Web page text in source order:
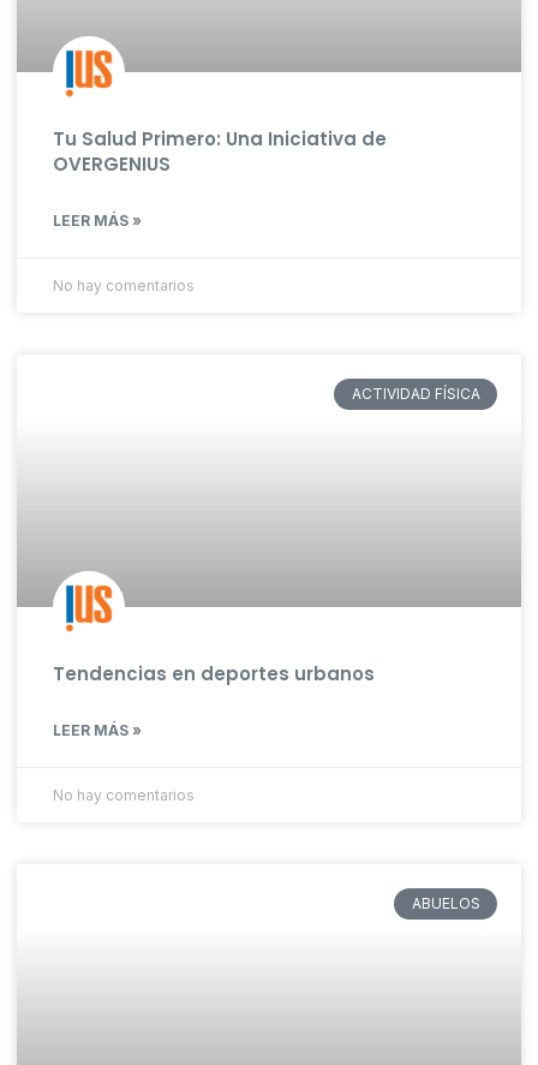
Tu Salud Primero: Una Iniciativa de
OVERGENIUS
LEER MÁS »
No hay comentarios
ACTIVIDAD FÍSICA
Tendencias en deportes urbanos
LEER MÁS »
No hay comentarios
ABUELOS